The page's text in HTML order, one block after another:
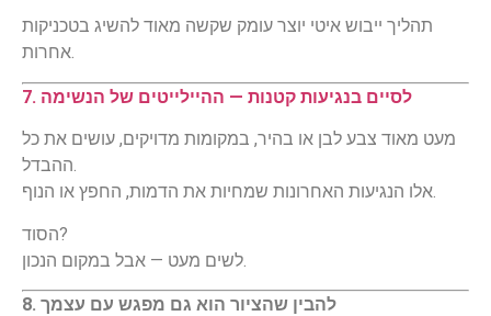
תהליך ייבוש איטי יוצר עומק שקשה מאוד להשיג בטכניקות
אחרות.
7. לסיים בנגיעות קטנות — ההיילייטים של הנשימה
מעט מאוד צבע לבן או בהיר, במקומות מדויקים, עושים את כל
ההבדל.
אלו הנגיעות האחרונות שמחיות את הדמות, החפץ או הנוף.
הסוד?
8. להבין שהציור הוא גם מפגש עם עצמך